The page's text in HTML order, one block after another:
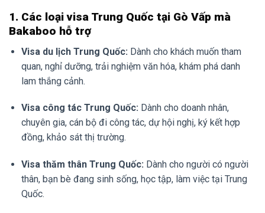
1. Các loại visa Trung Quốc tại Gò Vấp mà
Bakaboo hỗ trợ
Visa du lịch Trung Quốc: Dành cho khách muốn tham
quan, nghỉ dưỡng, trải nghiệm văn hóa, khám phá danh
lam thắng cảnh.
Visa công tác Trung Quốc: Dành cho doanh nhân,
chuyên gia, cán bộ đi công tác, dự hội nghị, ký kết hợp
đồng, khảo sát thị trường.
Visa thăm thân Trung Quốc: Dành cho người có người
thân, bạn bè đang sinh sống, học tập, làm việc tại Trung
Quốc.